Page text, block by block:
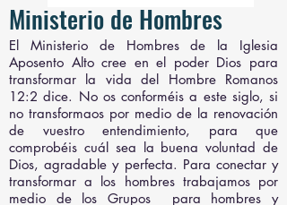
Ministerio de Hombres
El Ministerio de Hombres de la Iglesia
Aposento Alto cree en el poder Dios para
transformar la vida del Hombre Romanos
12:2 dice. No os conforméis a este siglo, si
no transformaos por medio de la renovación
de vuestro entendimiento, para que
comprobéis cuál sea la buena voluntad de
Dios, agradable y perfecta. Para conectar y
transformar a los hombres trabajamos por
medio de los Grupos para hombres y